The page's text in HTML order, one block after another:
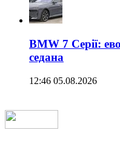
BMW 7 Серії:
седана
12:46 05.08.2026